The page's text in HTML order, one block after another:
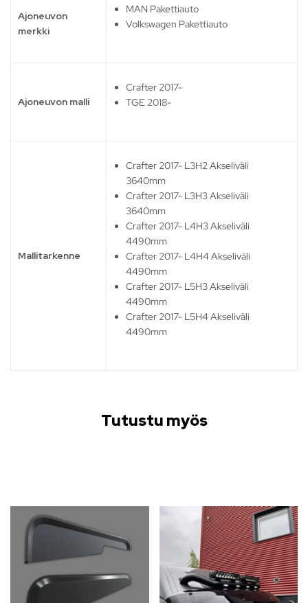
Ajoneuvon
merkki
MAN Pakettiauto
Volkswagen Pakettiauto
Ajoneuvon malli
Crafter 2017-
TGE 2018-
Mallitarkenne
Crafter 2017- L3H2 Akseliväli
3640mm
Crafter 2017- L3H3 Akseliväli
3640mm
Crafter 2017- L4H3 Akseliväli
4490mm
Crafter 2017- L4H4 Akseliväli
4490mm
Crafter 2017- L5H3 Akseliväli
4490mm
Crafter 2017- L5H4 Akseliväli
4490mm
Tutustu myös